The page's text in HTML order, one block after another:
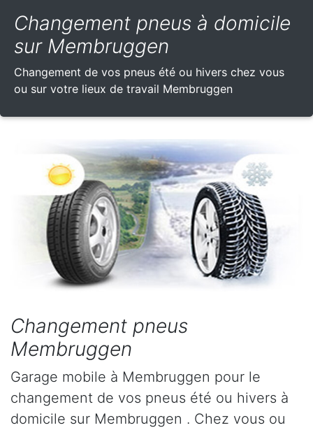
Changement pneus à domicile
sur Membruggen
Changement de vos pneus été ou hivers chez vous
ou sur votre lieux de travail Membruggen
Changement pneus
Membruggen
Garage mobile à Membruggen pour le
changement de vos pneus été ou hivers à
domicile sur Membruggen . Chez vous ou